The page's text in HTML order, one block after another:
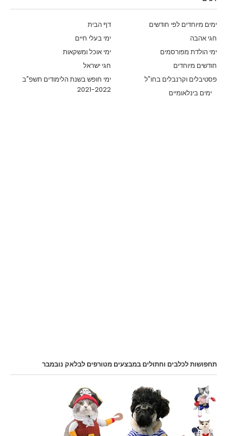
דף הבית
ימים מיוחדים לפי חודשים
ימי בעלי חיים
חגי אהבה
ימי אוכל ומשקאות
ימי הולדת מפורסמים
חגי ישראל
חודשים מיוחדים
ימי חופש בשנת הלימודים תשפ"ב
2021-2022
פסטיבלים וקרנבלים בחו"ל
ימים בינלאומיים
תחפושות לכלבים וחתולים במבצעים מטורפים לבלאק נובמבר